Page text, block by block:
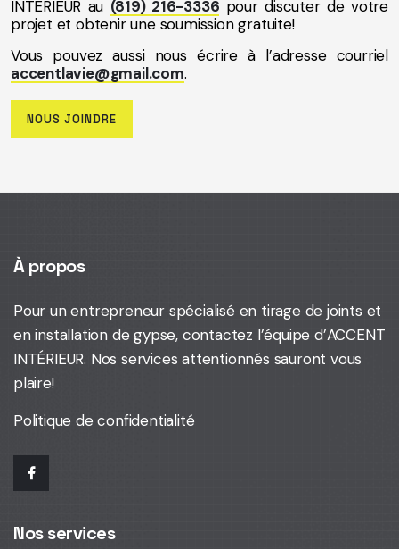
INTÉRIEUR au (819) 216-3336 pour discuter de votre
projet et obtenir une soumission gratuite!
Vous pouvez aussi nous écrire à l’adresse courriel
accentlavie@gmail.com.
NOUS JOINDRE
À propos
Pour un entrepreneur spécialisé en tirage de joints et
en installation de gypse, contactez l’équipe d’ACCENT
INTÉRIEUR. Nos services attentionnés sauront vous
plaire!
Politique de confidentialité
Nos services